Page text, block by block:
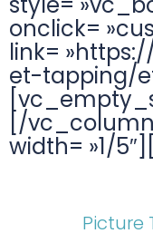
onclick=
link=
et-tapping/
[/
width= »1/
Picture